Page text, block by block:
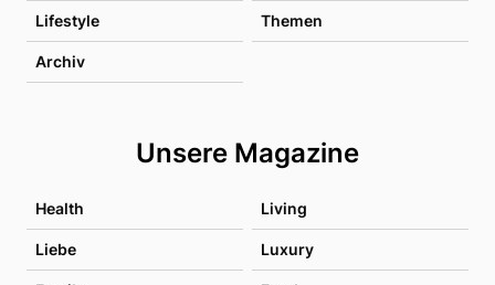
Lifestyle Themen
Archiv
Unsere Magazine
Health Living
Liebe Luxury